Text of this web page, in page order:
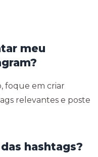
meu
foque em criar
relevantes e poste
hashtags?